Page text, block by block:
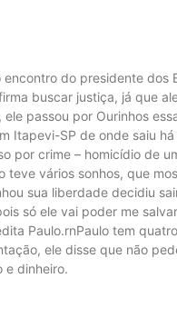
do presidente dos
buscar justiça, já que
passou por Ourinhos
Itapevi-SP de onde saiu
por crime – homicídio de
vários sonhos, que
sua liberdade decidiu
só ele vai poder me
Paulo.rnPaulo tem
ele disse que não
e dinheiro.